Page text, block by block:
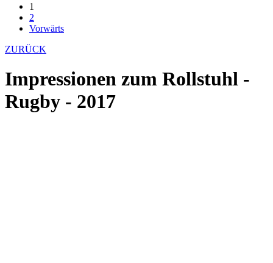
1
2
Vorwärts
ZURÜCK
Impressionen zum Rollstuhl -
Rugby - 2017